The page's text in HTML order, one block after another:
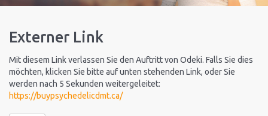
Externer Link
Mit diesem Link verlassen Sie den Auftritt von Odeki. Falls Sie dies
möchten, klicken Sie bitte auf unten stehenden Link, oder Sie
werden nach 5 Sekunden weitergeleitet:
https://buypsychedelicdmt.ca/